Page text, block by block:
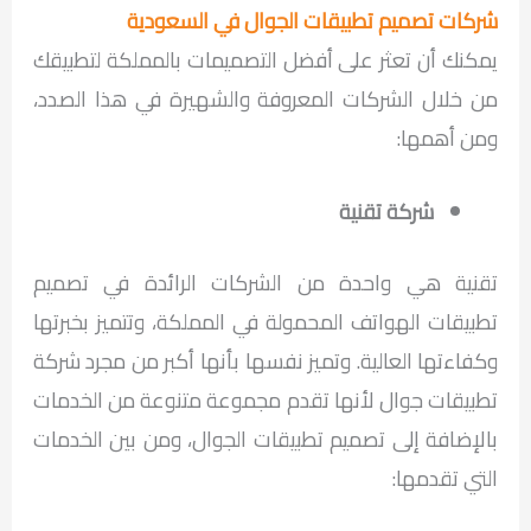
شركات تصميم تطبيقات الجوال في السعودية
يمكنك أن تعثر على أفضل التصميمات بالمملكة لتطبيقك
من خلال الشركات المعروفة والشهيرة في هذا الصدد،
ومن أهمها:
شركة تقنية
تقنية هي واحدة من الشركات الرائدة في تصميم
تطبيقات الهواتف المحمولة في المملكة، وتتميز بخبرتها
وكفاءتها العالية. وتميز نفسها بأنها أكبر من مجرد شركة
تطبيقات جوال لأنها تقدم مجموعة متنوعة من الخدمات
بالإضافة إلى تصميم تطبيقات الجوال، ومن بين الخدمات
التي تقدمها: